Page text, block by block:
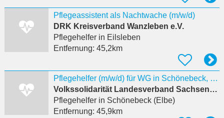
Pflegeassistent als Nachtwache (m/w/d)
DRK Kreisverband Wanzleben e.V.
Pflegehelferin Eilsleben
Entfernung: 45,2km
Pflegehelfer (m/w/d) für WG in Schönebeck, 30 Stunden/Woche Schönebeck (Elbe), Deutschland
Volkssolidarität Landesverband Sachsen-Anhalt e.V.
Pflegehelferin Schönebeck (Elbe)
Entfernung: 45,9km